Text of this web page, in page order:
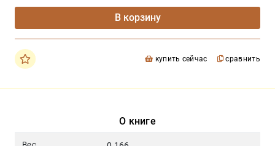
В корзину
купить сейчас сравнить
О книге